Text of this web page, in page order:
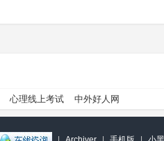
心理线上考试 中外好人网